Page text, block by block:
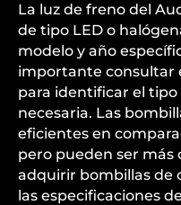
La luz de freno del
de tipo LED o
modelo y año
importante consultar
para identificar el
necesaria. Las
eficientes en
pero pueden ser más
adquirir bombillas de
las especificaciones